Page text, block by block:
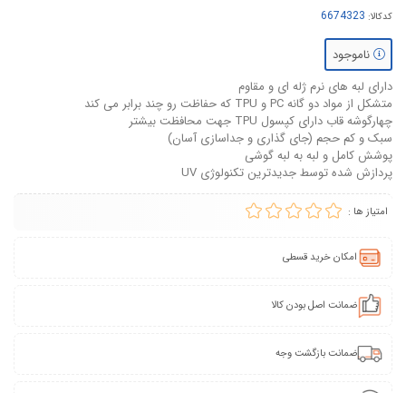
کدکالا:
ناموجود
دارای لبه های نرم ژله ای و مقاوم
متشکل از مواد دو گانه PC و TPU که حفاظت رو چند برابر می کند
چهارگوشه قاب دارای کپسول TPU جهت محافظت بیشتر
سبک و کم حجم (جای گذاری و جداسازی آسان)
پوشش کامل و لبه به لبه گوشی
پردازش شده توسط جدیدترین تکنولوژی UV
امتیاز ها :
امکان خرید قسطی
ضمانت اصل بودن کالا
ضمانت بازگشت وجه